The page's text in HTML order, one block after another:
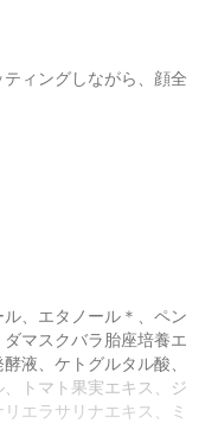
ィングしながら、顔全
、エタノール＊、ペン
マスクバラ胎座培養エ
液、ケトグルタル酸、
トマト果実エキス、ジ
エラサリナエキス、ミ